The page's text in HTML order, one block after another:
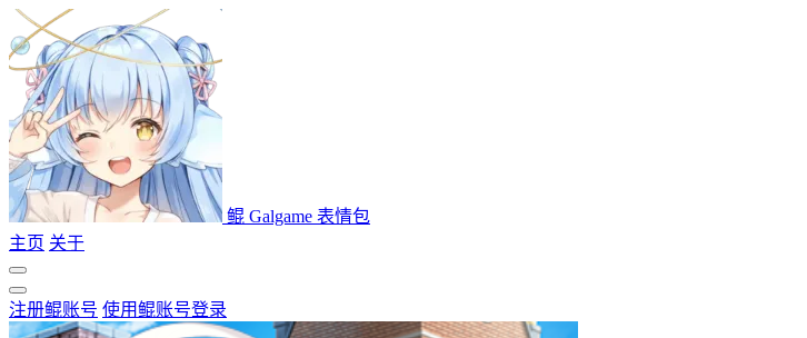
鲲 Galgame 表情包
主页 关于
注册鲲账号 使用鲲账号登录